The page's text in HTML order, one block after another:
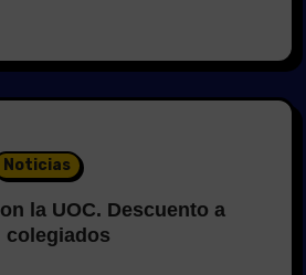
Noticias
la UOC. Descuento a
colegiados